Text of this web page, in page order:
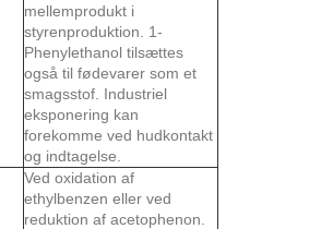
mellemprodukt i
styrenproduktion. 1-
Phenylethanol tilsættes
også til fødevarer som et
smagsstof. Industriel
eksponering kan
forekomme ved hudkontakt
og indtagelse.
Ved oxidation af
ethylbenzen eller ved
reduktion af acetophenon.